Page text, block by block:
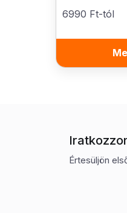
6990 Ft-tól
Értesüljön